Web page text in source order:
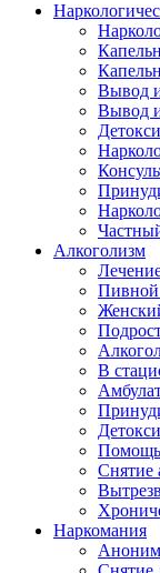
Вывод
Вывод
Алкоголизм
Пивной
В
Помощь
Снятие
Наркомания